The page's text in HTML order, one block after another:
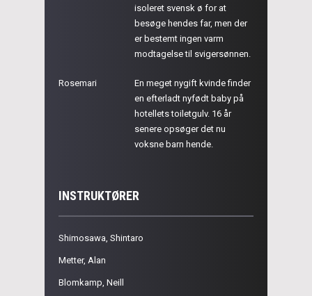
isoleret svensk ø for at
besøge hendes far, men der
er bestemt ingen varm
modtagelse til svigersønnen.
Rosemari
En meget nygift kvinde finder
en efterladt nyfødt baby på
hotellets toiletgulv. 16 år
senere opsøger det nu
voksne barn hende.
INSTRUKTØRER
Shimosawa, Shintaro
Metter, Alan
Blomkamp, Neill